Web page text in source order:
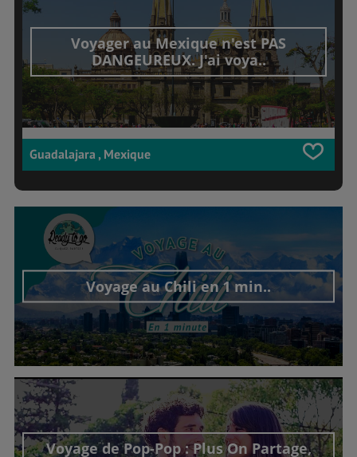
Voyager au Mexique n'est PAS
DANGEUREUX. J'ai voya..
Guadalajara , Mexique
Voyage au Chili en 1 min..
Découvrir cet interview
Voyage de Pop-Pop : Plus On Partage,